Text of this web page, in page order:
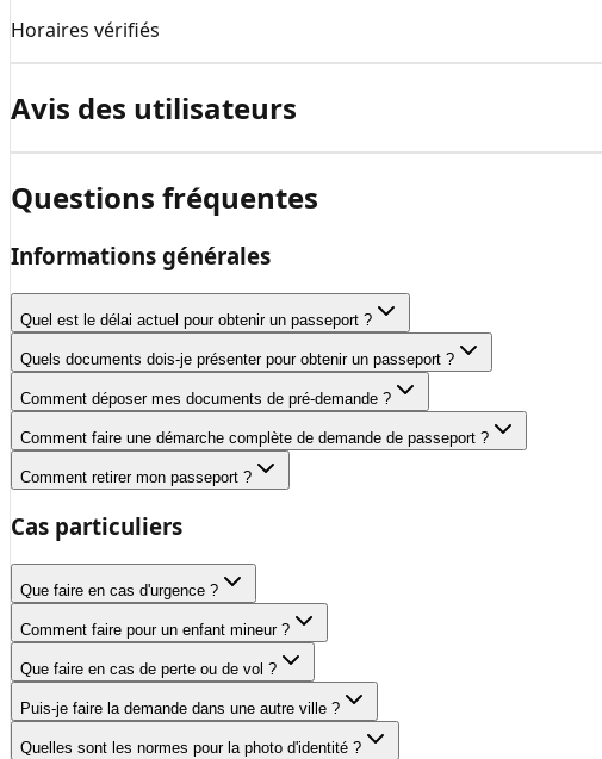
Horaires vérifiés
Avis des utilisateurs
Questions fréquentes
Informations générales
Quel est le délai actuel pour obtenir un passeport ?
Quels documents dois-je présenter pour obtenir un passeport ?
Comment déposer mes documents de pré-demande ?
Comment faire une démarche complète de demande de passeport ?
Comment retirer mon passeport ?
Cas particuliers
Que faire en cas d'urgence ?
Comment faire pour un enfant mineur ?
Que faire en cas de perte ou de vol ?
Puis-je faire la demande dans une autre ville ?
Quelles sont les normes pour la photo d'identité ?